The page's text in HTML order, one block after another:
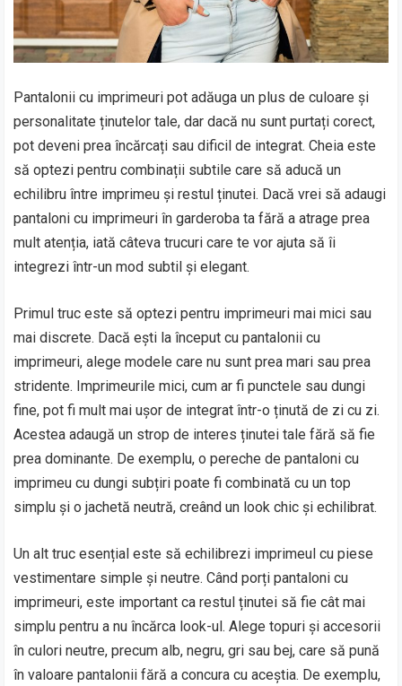
Pantalonii cu imprimeuri pot adăuga un plus de culoare și
personalitate ținutelor tale, dar dacă nu sunt purtați corect,
pot deveni prea încărcați sau dificil de integrat. Cheia este
să optezi pentru combinații subtile care să aducă un
echilibru între imprimeu și restul ținutei. Dacă vrei să adaugi
pantaloni cu imprimeuri în garderoba ta fără a atrage prea
mult atenția, iată câteva trucuri care te vor ajuta să îi
integrezi într-un mod subtil și elegant.
Primul truc este să optezi pentru imprimeuri mai mici sau
mai discrete. Dacă ești la început cu pantalonii cu
imprimeuri, alege modele care nu sunt prea mari sau prea
stridente. Imprimeurile mici, cum ar fi punctele sau dungi
fine, pot fi mult mai ușor de integrat într-o ținută de zi cu zi.
Acestea adaugă un strop de interes ținutei tale fără să fie
prea dominante. De exemplu, o pereche de pantaloni cu
imprimeu cu dungi subțiri poate fi combinată cu un top
simplu și o jachetă neutră, creând un look chic și echilibrat.
Un alt truc esențial este să echilibrezi imprimeul cu piese
vestimentare simple și neutre. Când porți pantaloni cu
imprimeuri, este important ca restul ținutei să fie cât mai
simplu pentru a nu încărca look-ul. Alege topuri și accesorii
în culori neutre, precum alb, negru, gri sau bej, care să pună
în valoare pantalonii fără a concura cu aceștia. De exemplu,